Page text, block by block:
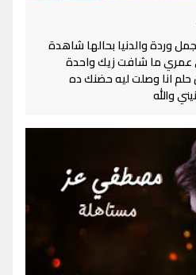
وردة والدنيا بحالها شاهدة
عمري ما شافت زيك واحدة
حلم انا وصلت ليه حضنك ده
والله